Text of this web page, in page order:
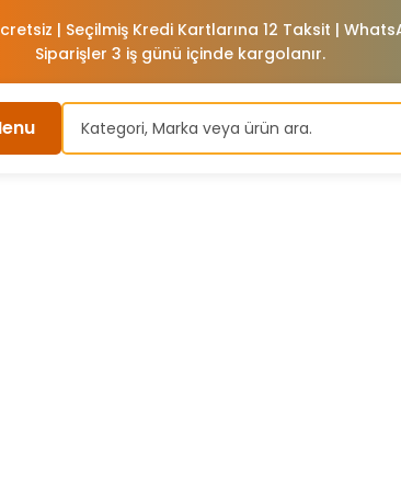
| Seçilmiş Kredi Kartlarına 12 Taksit |
Siparişler 3 iş günü içinde kargolanır.